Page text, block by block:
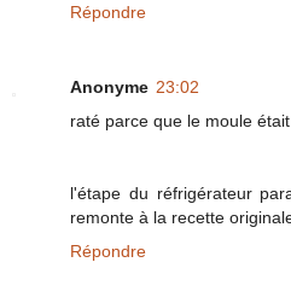
Répondre
Anonyme 23:02
raté parce que le moule
l'étape du réfrigérateur
remonte à la recette
Répondre